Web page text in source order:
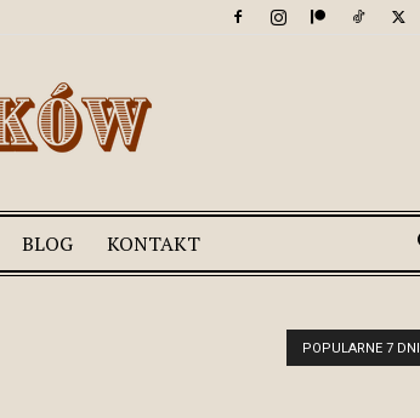
BLOG KONTAKT
POPULARNE 7 DNI